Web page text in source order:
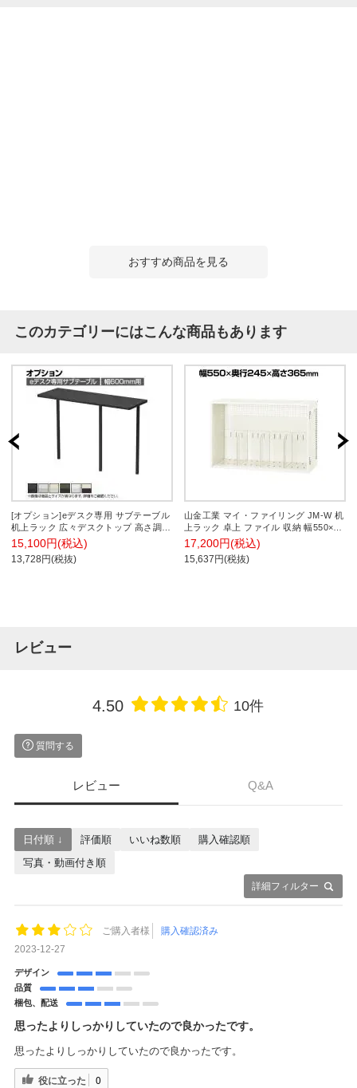
おすすめ商品を見る
このカテゴリーにはこんな商品もあります
[オプション]eデスク専用 サブテーブル
机上ラック 広々デスクトップ 高さ調節
可能 幅600mm用
15,100円(税込)
13,728円(税抜)
山金工業 マイ・ファイリング JM-W 机
上ラック 卓上 ファイル 収納 幅550×奥
行245×高さ365mm
17,200円(税込)
15,637円(税抜)
レビュー
4.50 10件
質問する
レビュー Q&A
詳細フィルター
日付順 ↓ 評価順 いいね数順
購入確認順
写真・動画付き順
ご購入者様
購入確認済み
2023-12-27
デザイン
品質
梱包、配送
思ったよりしっかりしていたので良かったです。
思ったよりしっかりしていたので良かったです。
役に立った 0